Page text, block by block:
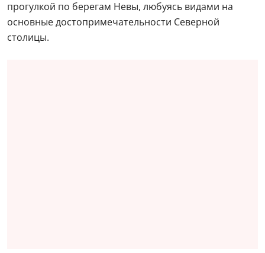
прогулкой по берегам Невы, любуясь видами на
основные достопримечательности Северной
столицы.